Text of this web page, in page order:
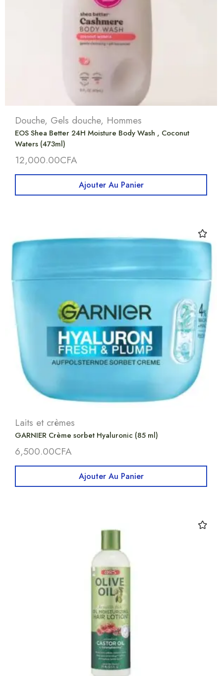
Douche, Gels douche, Hommes
EOS Shea Better 24H Moisture Body Wash , Coconut
Waters (473ml)
12,000.00CFA
Ajouter Au Panier
Laits et crèmes
GARNIER Crème sorbet Hyaluronic (85 ml)
6,500.00CFA
Ajouter Au Panier